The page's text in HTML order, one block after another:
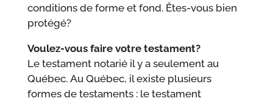
conditions de forme et fond. Êtes-vous bien
protégé?
Voulez-vous faire votre testament?
Le testament notarié il y a seulement au
Québec. Au Québec, il existe plusieurs
formes de testaments : le testament